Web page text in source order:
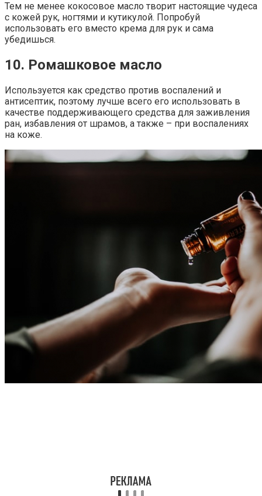
Тем не менее кокосовое масло творит настоящие чудеса
с кожей рук, ногтями и кутикулой. Попробуй
использовать его вместо крема для рук и сама
убедишься.
10. Ромашковое масло
Используется как средство против воспалений и
антисептик, поэтому лучше всего его использовать в
качестве поддерживающего средства для заживления
ран, избавления от шрамов, а также – при воспалениях
на коже.